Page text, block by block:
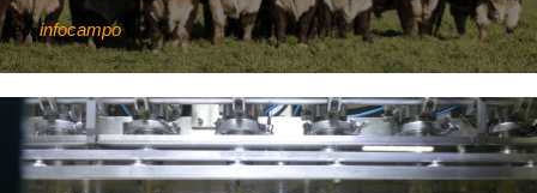
Porinfocampo